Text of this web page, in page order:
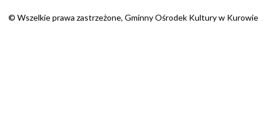
© Wszelkie prawa zastrzeżone, Gminny Ośrodek Kultury w Kurowie